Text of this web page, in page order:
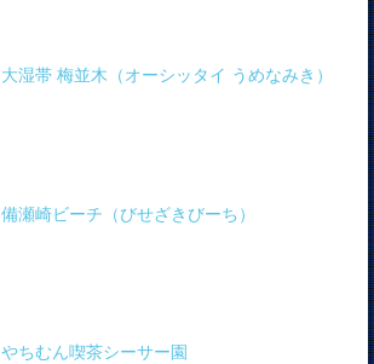
大湿帯 梅並木（オーシッタイ うめなみき）
備瀬崎ビーチ（びせざきびーち）
やちむん喫茶シーサー園